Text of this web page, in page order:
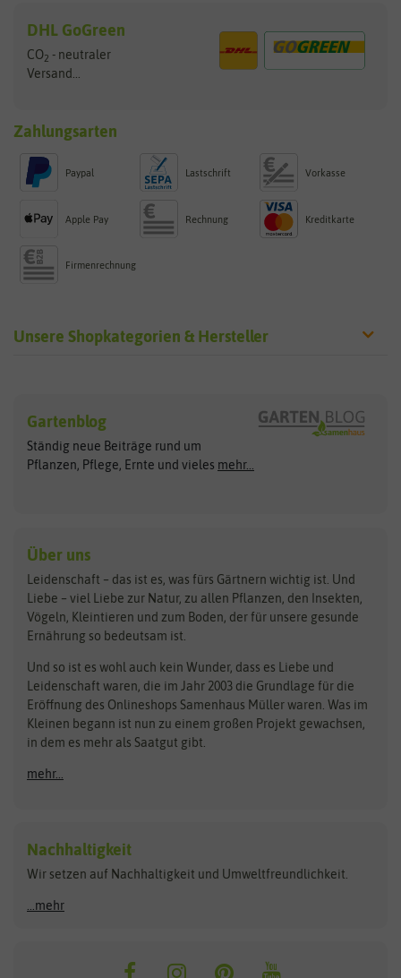
DHL GoGreen
CO2 - neutraler
Versand...
Zahlungsarten
Paypal Lastschrift Vorkasse
Apple Pay Rechnung Kreditkarte
Firmenrechnung
Unsere Shopkategorien & Hersteller
Exotische Samen
Gemüsesamen
Gründünger
Kräutersamen
Obstsamen
Pilzbrut
Rasensamen
Steckzwiebeln
Zimmer & Kübelpflanzen
Kataloge
Schnäppchen
Anzucht & Gartenzubehör
Anzuchtschalen
Heizmatte & Heizkabel
Kokos-Quelltabletten
Zimmergewächshaus
Arche Noah
ASB Greenworld
Benary
Bingenheimer Saatgut
BioBalu
Bionana
BIOWOL
Blumicorn
Bûten Birds
Carl Pabst
Clever Pots
COMPO
Dürr-Samen
elho
Feldsaaten Freudenberger
Fertil
Flora Elite
Florissa
Flortis
Franchi Sementi
Hortitops
JUB Holland
Gartenblog
Ständig neue Beiträge rund um
Pflanzen, Pflege, Ernte und vieles mehr...
Über uns
Leidenschaft – das ist es, was fürs Gärtnern wichtig ist. Und
Liebe – viel Liebe zur Natur, zu allen Pflanzen, den Insekten,
Vögeln, Kleintieren und zum Boden, der für unsere gesunde
Ernährung so bedeutsam ist.
Und so ist es wohl auch kein Wunder, dass es Liebe und
Leidenschaft waren, die im Jahr 2003 die Grundlage für die
Eröffnung des Onlineshops Samenhaus Müller waren. Was im
Kleinen begann ist nun zu einem großen Projekt gewachsen,
in dem es mehr als Saatgut gibt.
mehr...
Nachhaltigkeit
Wir setzen auf Nachhaltigkeit und Umweltfreundlichkeit.
...mehr